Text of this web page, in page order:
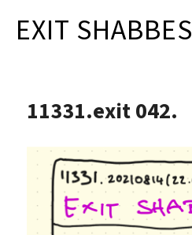
EXIT SHABBES
11331.exit 042.